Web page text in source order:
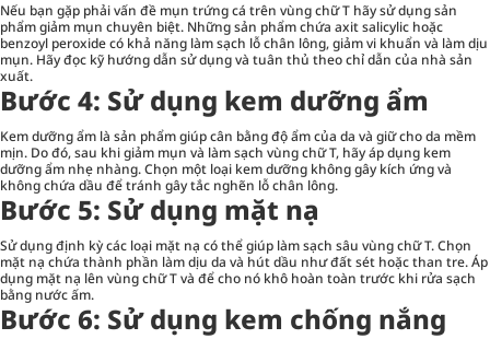
Nếu bạn gặp phải vấn đề mụn trứng cá trên vùng chữ T hãy sử dụng sản
phẩm giảm mụn chuyên biệt. Những sản phẩm chứa axit salicylic hoặc
benzoyl peroxide có khả năng làm sạch lỗ chân lông, giảm vi khuẩn và làm dịu
mụn. Hãy đọc kỹ hướng dẫn sử dụng và tuân thủ theo chỉ dẫn của nhà sản
xuất.
Bước 4: Sử dụng kem dưỡng ẩm
Kem dưỡng ẩm là sản phẩm giúp cân bằng độ ẩm của da và giữ cho da mềm
mịn. Do đó, sau khi giảm mụn và làm sạch vùng chữ T, hãy áp dụng kem
dưỡng ẩm nhẹ nhàng. Chọn một loại kem dưỡng không gây kích ứng và
không chứa dầu để tránh gây tắc nghẽn lỗ chân lông.
Bước 5: Sử dụng mặt nạ
Sử dụng định kỳ các loại mặt nạ có thể giúp làm sạch sâu vùng chữ T. Chọn
mặt nạ chứa thành phần làm dịu da và hút dầu như đất sét hoặc than tre. Áp
dụng mặt nạ lên vùng chữ T và để cho nó khô hoàn toàn trước khi rửa sạch
bằng nước ấm.
Bước 6: Sử dụng kem chống nắng